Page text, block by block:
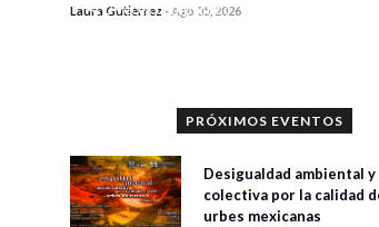
0 veces compartido
Laura Gutiérrez -Ago 05, 2026
PRÓXIMOS EVENTOS
Desigualdad ambiental y
colectiva por la calidad
urbes mexicanas